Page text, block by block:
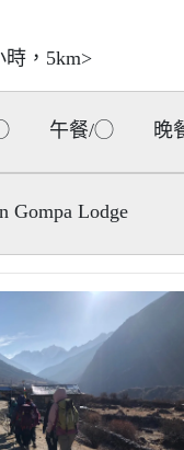
時，5km>
/◯ 午餐/◯ 晚
Gompa Lodge